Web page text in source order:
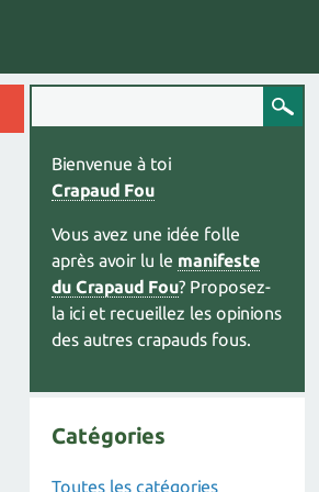
Bienvenue à toi
Crapaud Fou
Vous avez une idée folle
après avoir lu le manifeste
du Crapaud Fou? Proposez-
la ici et recueillez les opinions
des autres crapauds fous.
Catégories
Toutes les catégories